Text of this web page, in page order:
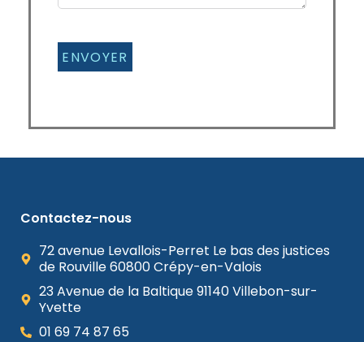
Contactez-nous
72 avenue Levallois-Perret Le bas des justices
de Rouville 60800 Crépy-en-Valois
23 Avenue de la Baltique 91140 Villebon-sur-
Yvette
01 69 74 87 65